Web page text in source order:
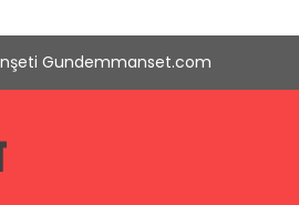
Gundemmanset.com